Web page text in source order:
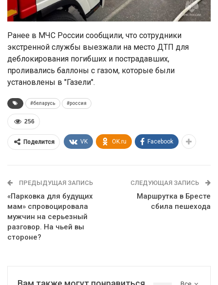
Ранее в МЧС России сообщили, что сотрудники
экстренной службы выезжали на место ДТП для
деблокирования погибших и пострадавших,
проливались баллоны с газом, которые были
установлены в "Газели".
#беларусь #россия
256
Поделится VK OK.ru Facebook
ПРЕДЫДУЩАЯ ЗАПИСЬ
«Парковка для будущих
мам» спровоцировала
мужчин на серьезный
разговор. На чьей вы
стороне?
СЛЕДУЮЩАЯ ЗАПИСЬ
Маршрутка в Бресте
сбила пешехода